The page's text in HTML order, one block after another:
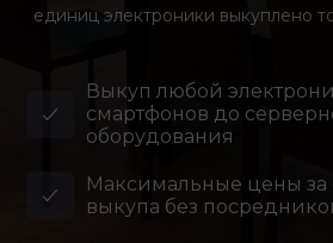
единиц электроники выкуплено
Выкуп любой
смартфонов до
оборудования
Максимальные цены за
выкупа без